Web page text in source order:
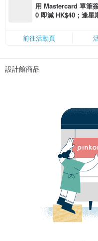
用 Mastercard 單筆
0 即減 HK$40；逢星
卡」結帳）
前往活動頁
設計館商品